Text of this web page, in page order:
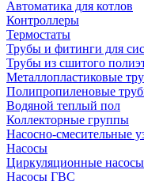
Автоматика для котлов
Контроллеры
Термостаты
Трубы и фитинги для
Трубы из сшитого
Металлопластиковые
Полипропиленовые
Водяной теплый пол
Коллекторные группы
Насосно-смесительные
Насосы
Циркуляционные насосы
Насосы ГВС